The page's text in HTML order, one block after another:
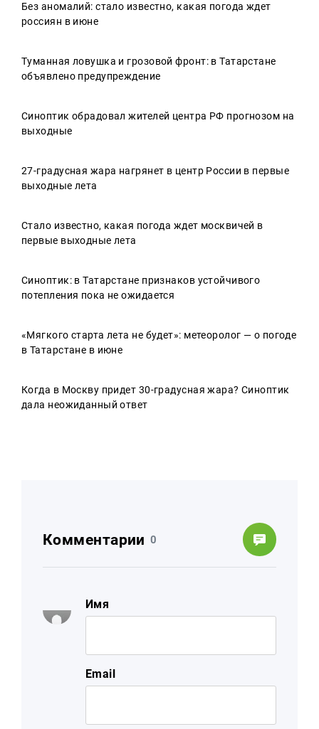
Без аномалий: стало известно, какая погода ждет
россиян в июне
Туманная ловушка и грозовой фронт: в Татарстане
объявлено предупреждение
Синоптик обрадовал жителей центра РФ прогнозом на
выходные
27-градусная жара нагрянет в центр России в первые
выходные лета
Стало известно, какая погода ждет москвичей в
первые выходные лета
Синоптик: в Татарстане признаков устойчивого
потепления пока не ожидается
«Мягкого старта лета не будет»: метеоролог — о погоде
в Татарстане в июне
Когда в Москву придет 30-градусная жара? Синоптик
дала неожиданный ответ
Комментарии 0
Имя
Email